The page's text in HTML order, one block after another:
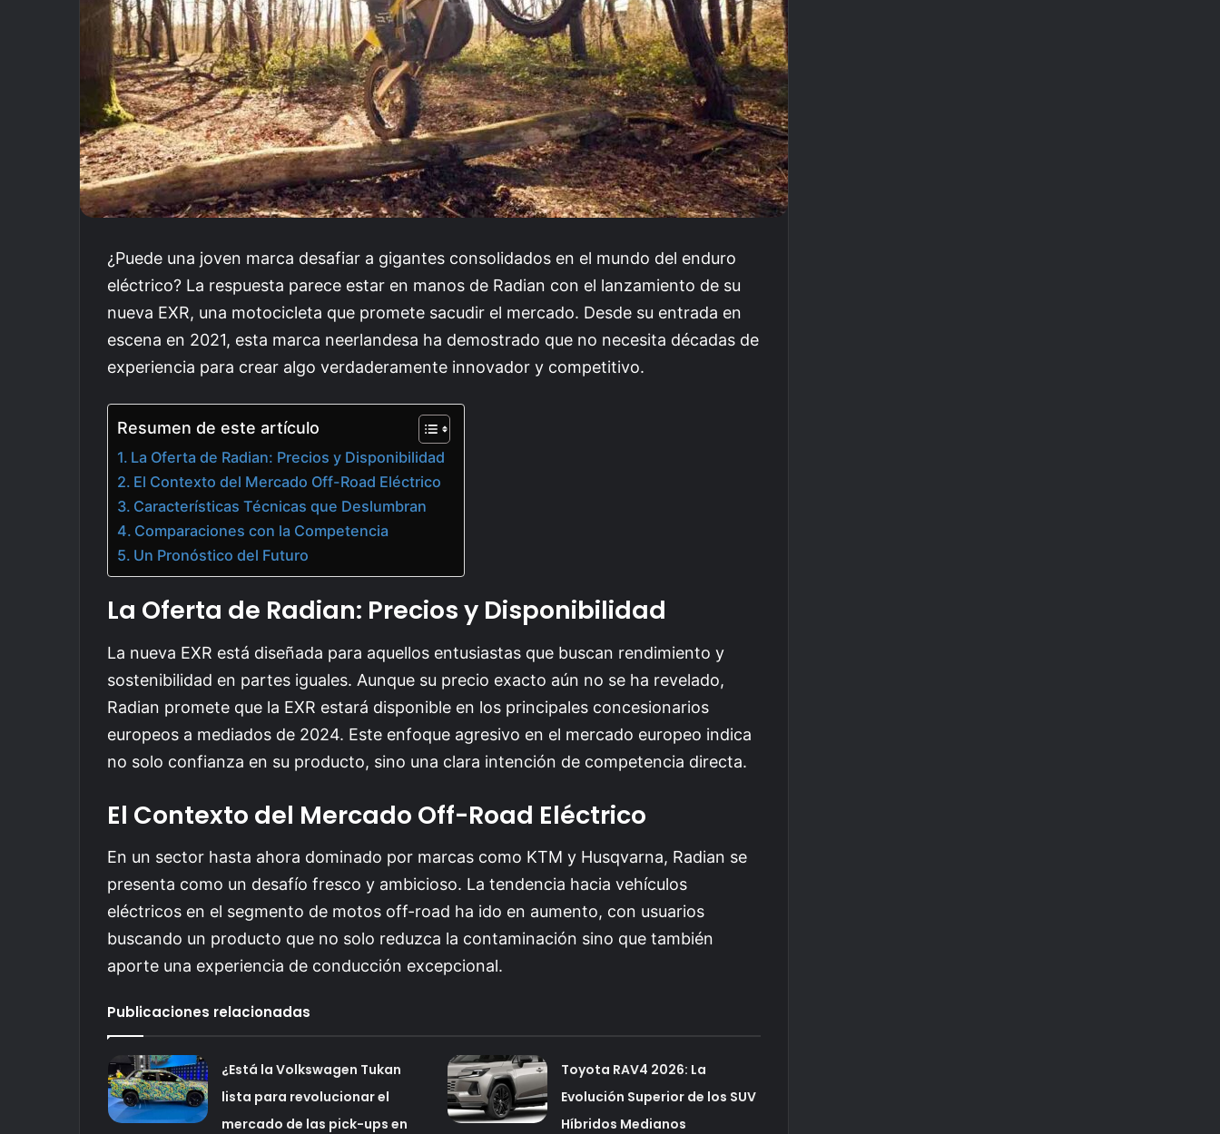
¿Puede una joven marca desafiar a gigantes consolidados en el mundo del enduro
eléctrico? La respuesta parece estar en manos de Radian con el lanzamiento de su
nueva EXR, una motocicleta que promete sacudir el mercado. Desde su entrada en
escena en 2021, esta marca neerlandesa ha demostrado que no necesita décadas de
experiencia para crear algo verdaderamente innovador y competitivo.
Resumen de este artículo
La Oferta de Radian: Precios y Disponibilidad
El Contexto del Mercado Off-Road Eléctrico
Características Técnicas que Deslumbran
Comparaciones con la Competencia
Un Pronóstico del Futuro
La Oferta de Radian: Precios y Disponibilidad
La nueva EXR está diseñada para aquellos entusiastas que buscan rendimiento y
sostenibilidad en partes iguales. Aunque su precio exacto aún no se ha revelado,
Radian promete que la EXR estará disponible en los principales concesionarios
europeos a mediados de 2024. Este enfoque agresivo en el mercado europeo indica
no solo confianza en su producto, sino una clara intención de competencia directa.
El Contexto del Mercado Off-Road Eléctrico
En un sector hasta ahora dominado por marcas como KTM y Husqvarna, Radian se
presenta como un desafío fresco y ambicioso. La tendencia hacia vehículos
eléctricos en el segmento de motos off-road ha ido en aumento, con usuarios
buscando un producto que no solo reduzca la contaminación sino que también
aporte una experiencia de conducción excepcional.
Publicaciones relacionadas
¿Está la Volkswagen Tukan
lista para revolucionar el
mercado de las pick-ups en
Toyota RAV4 2026: La
Evolución Superior de los SUV
Híbridos Medianos